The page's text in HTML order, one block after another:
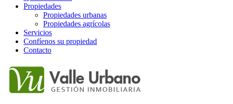
Propiedades
Propiedades urbanas
Propiedades agrícolas
Servicios
Confíenos su propiedad
Contacto